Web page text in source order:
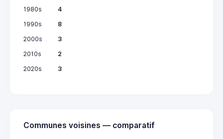
1980s
4
1990s
8
2000s
3
2010s
2
2020s
3
Communes voisines — comparatif